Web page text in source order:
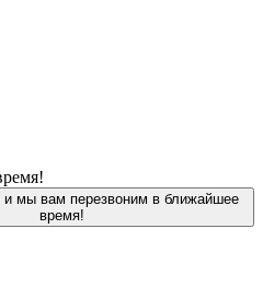
и мы вам перезвоним в ближайшее
время!